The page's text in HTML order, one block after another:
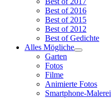
Best of 2016
Best of 2015
Best of 2012
Best of Gedichte
Alles Mögliche
Garten
Fotos
Filme
Animierte Fotos
Smartphone-Malerei